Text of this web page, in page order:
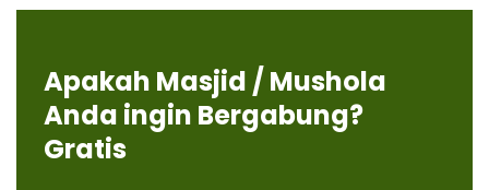
Apakah Masjid / Mushola
Anda ingin Bergabung?
Gratis